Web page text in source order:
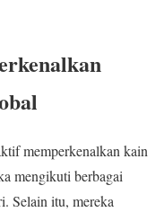
memperkenalkan kain
mengikuti berbagai
Selain itu, mereka